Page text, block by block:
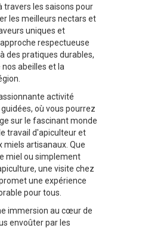
travers les saisons pour
les meilleurs nectars et
uniques et
respectueuse
des pratiques durables,
abeilles et la
activité
où vous pourrez
sur le fascinant monde
travail d'apiculteur et
miels artisanaux. Que
miel ou simplement
une visite chez
une expérience
pour tous.
immersion au cœur de
envoûter par les